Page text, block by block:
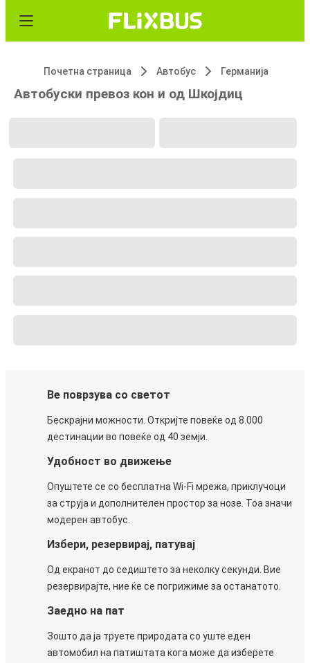
Почетна страница Автобус Германија
Автобуски превоз кон и од Шкојдиц
Ве поврзува со светот
Бескрајни можности. Откријте повеќе од 8.000
дестинации во повеќе од 40 земји.
Удобност во движење
Опуштете се со бесплатна Wi-Fi мрежа, приклучоци
за струја и дополнителен простор за нозе. Тоа значи
модерен автобус.
Избери, резервирај, патувај
Од екранот до седиштето за неколку секунди. Вие
резервирајте, ние ќе се погрижиме за останатото.
Заедно на пат
Зошто да ја труете природата со уште еден
автомобил на патиштата кога може да изберете